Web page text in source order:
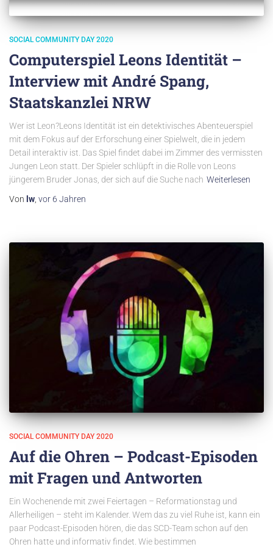
SOCIAL COMMUNITY DAY 2020
Computerspiel Leons Identität –
Interview mit André Spang,
Staatskanzlei NRW
Wer ist Leon?Leons Identität ist ein detektivisches Abenteuerspiel
mit dem Fokus auf der Erforschung einer Spielwelt, die in jedem
Detail interaktiv ist. Das Spiel findet dabei im Zimmer des vermissten
Jungen Leon statt. Der Spieler schlüpft in die Rolle von Leons
jüngerem Bruder Jonas, der sich auf die Suche nach Weiterlesen
Von lw, vor 6 Jahren
SOCIAL COMMUNITY DAY 2020
Auf die Ohren – Podcast-Episoden
mit Fragen und Antworten
Ein Wochenende mit zwei Feiertagen – Reformationstag und
Allerheiligen – steht im Kalender. Wem das zu viel Ruhe ist, kann ein
paar Podcast-Episoden hören, die das SCD-Team schon auf den
Ohren hatte und informativ findet. Wie bestimmen